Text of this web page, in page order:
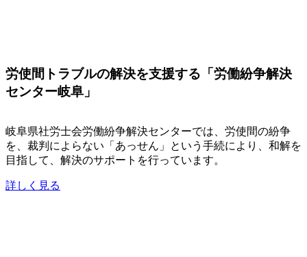
労使間トラブルの解決を支援する「労働紛争解決
センター岐阜」
岐阜県社労士会労働紛争解決センターでは、労使間の紛争
を、裁判によらない「あっせん」という手続により、和解を
目指して、解決のサポートを行っています。
詳しく見る